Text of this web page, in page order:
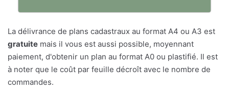
La délivrance de plans cadastraux au format A4 ou A3 est
gratuite mais il vous est aussi possible, moyennant
paiement, d'obtenir un plan au format A0 ou plastifié. Il est
à noter que le coût par feuille décroît avec le nombre de
commandes.